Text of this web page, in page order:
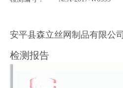
安平县森立丝网制品有限公司
检测报告